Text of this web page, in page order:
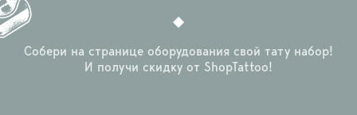
Собери на странице оборудования свой тату набор!
И получи скидку от ShopTattoo!